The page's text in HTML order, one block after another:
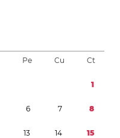
Pe Cu Ct
1
6 7 8
13 14 15